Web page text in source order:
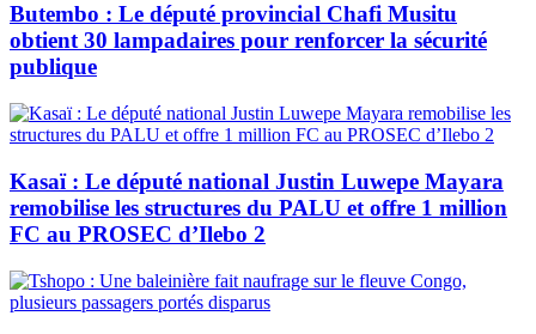
Butembo : Le député provincial Chafi Musitu
obtient 30 lampadaires pour renforcer la sécurité
publique
Kasaï : Le député national Justin Luwepe Mayara
remobilise les structures du PALU et offre 1 million
FC au PROSEC d’Ilebo 2